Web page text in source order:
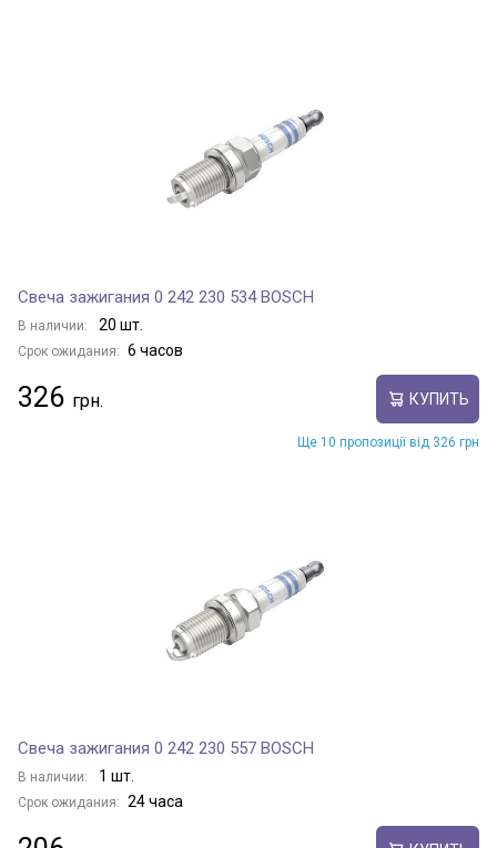
Свеча зажигания 0 242 230 534 BOSCH
В наличии: 20 шт.
Срок ожидания: 6 часов
326 КУПИТЬ
Ще 10 пропозиції від 326 грн
Свеча зажигания 0 242 230 557 BOSCH
В наличии: 1 шт.
Срок ожидания: 24 часа